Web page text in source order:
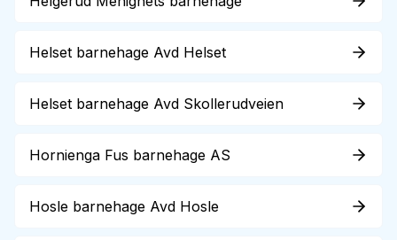
Helset barnehage Avd Helset
Helset barnehage Avd Skollerudveien
Hornienga Fus barnehage AS
Hosle barnehage Avd Hosle